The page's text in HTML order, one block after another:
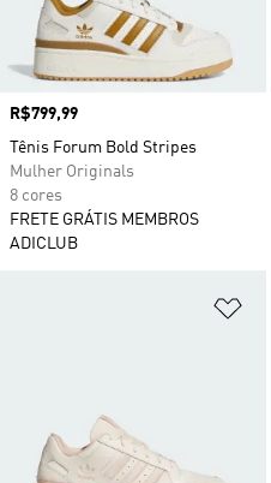
Preço
R$799,99
Tênis Forum Bold Stripes
Mulher Originals
8 cores
FRETE GRÁTIS MEMBROS
ADICLUB